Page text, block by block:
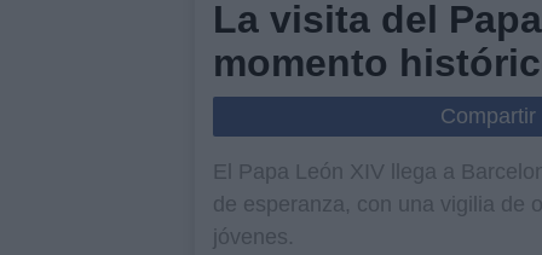
La visita del
momento
El Papa León XIV llega a
de esperanza, con una vigilia de
jóvenes.